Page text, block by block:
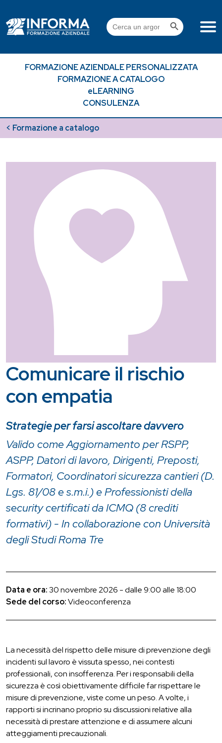
content
Search
for:
Search Button
FORMAZIONE AZIENDALE PERSONALIZZATA
FORMAZIONE A CATALOGO
eLEARNING
CONSULENZA
< Formazione a catalogo
Comunicare il rischio
con empatia
Strategie per farsi ascoltare davvero
Valido come Aggiornamento per RSPP,
ASPP, Datori di lavoro, Dirigenti, Preposti,
Formatori, Coordinatori sicurezza cantieri (D.
Lgs. 81/08 e s.m.i.) e Professionisti della
security certificati da ICMQ (8 crediti
formativi) - In collaborazione con Università
degli Studi Roma Tre
Data e ora:30 novembre 2026 - dalle 9:00 alle 18:00
Sede del corso:Videoconferenza
La necessità del rispetto delle misure di prevenzione degli
incidenti sul lavoro è vissuta spesso, nei contesti
professionali, con insofferenza. Per i responsabili della
sicurezza è così obiettivamente difficile far rispettare le
misure di prevenzione, viste come un peso. A volte, i
rapporti si incrinano proprio su discussioni relative alla
necessità di prestare attenzione e di assumere alcuni
atteggiamenti precauzionali.